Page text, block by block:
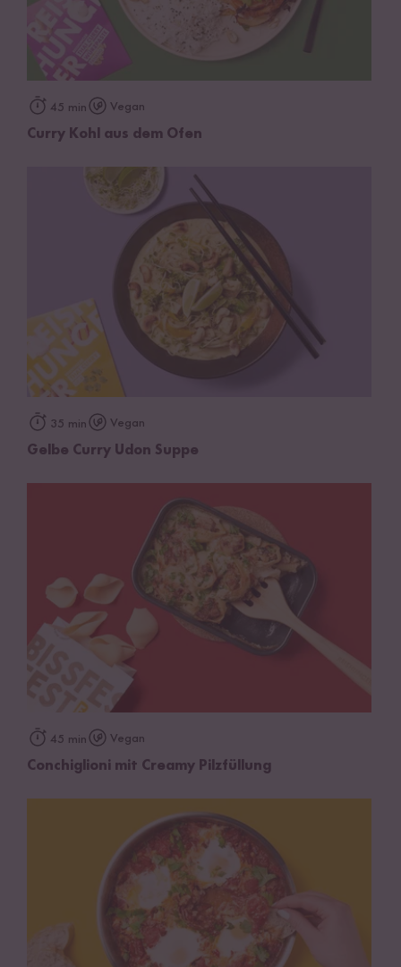
45 min Vegan
Curry Kohl aus dem Ofen
35 min Vegan
Gelbe Curry Udon Suppe
45 min Vegan
Conchiglioni mit Creamy Pilzfüllung